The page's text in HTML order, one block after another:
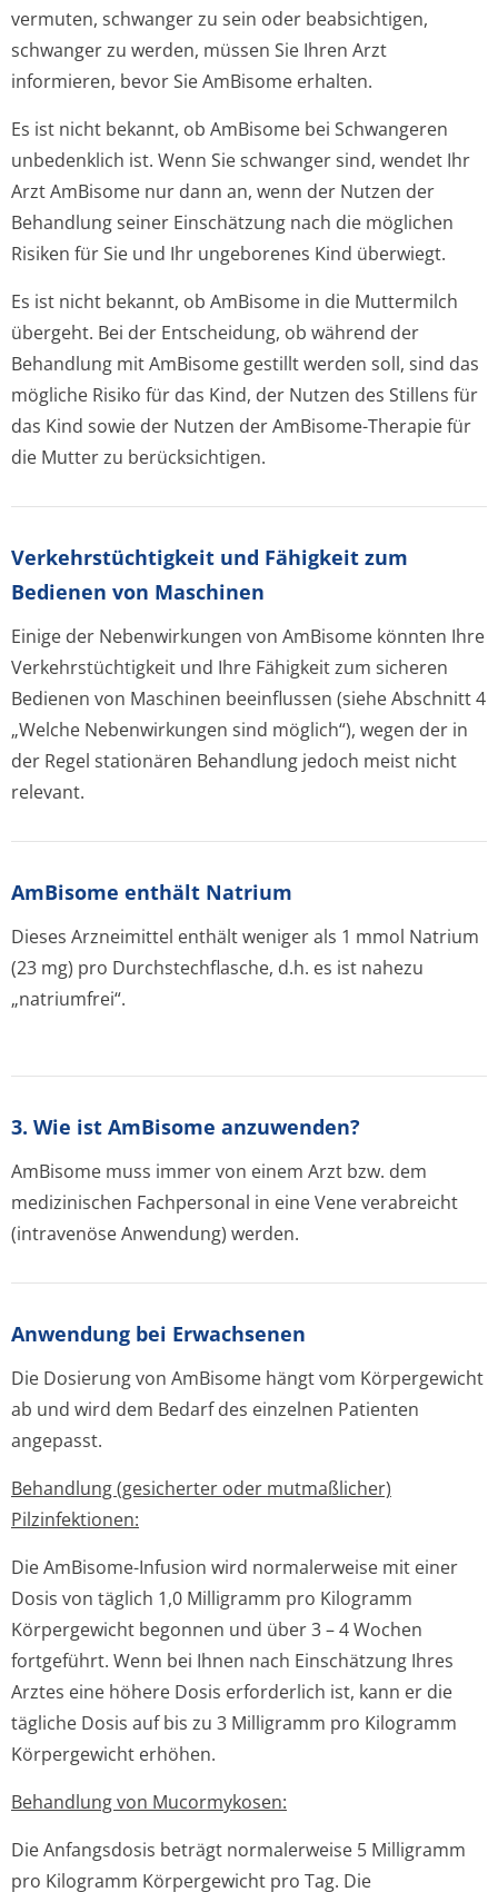
vermuten, schwanger zu sein oder beabsichtigen,
schwanger zu werden, müssen Sie Ihren Arzt
informieren, bevor Sie AmBisome erhalten.
Es ist nicht bekannt, ob AmBisome bei Schwangeren
unbedenklich ist. Wenn Sie schwanger sind, wendet Ihr
Arzt AmBisome nur dann an, wenn der Nutzen der
Behandlung seiner Einschätzung nach die möglichen
Risiken für Sie und Ihr ungeborenes Kind überwiegt.
Es ist nicht bekannt, ob AmBisome in die Muttermilch
übergeht. Bei der Entscheidung, ob während der
Behandlung mit AmBisome gestillt werden soll, sind das
mögliche Risiko für das Kind, der Nutzen des Stillens für
das Kind sowie der Nutzen der AmBisome-Therapie für
die Mutter zu berücksichtigen.
Verkehrstüchtig­keit und Fähigkeit zum
Bedienen von Maschinen
Einige der Nebenwirkungen von AmBisome könnten Ihre
Verkehrstüchtigkeit und Ihre Fähigkeit zum sicheren
Bedienen von Maschinen beeinflussen (siehe Abschnitt 4
„Welche Nebenwirkungen sind möglich“), wegen der in
der Regel stationären Behandlung jedoch meist nicht
relevant.
AmBisome enthält Natrium
Dieses Arzneimittel enthält weniger als 1 mmol Natrium
(23 mg) pro Durchstechflasche, d.h. es ist nahezu
„natriumfrei“.
3. Wie ist AmBisome anzuwenden?
AmBisome muss immer von einem Arzt bzw. dem
medizinischen Fachpersonal in eine Vene verabreicht
(intravenöse Anwendung) werden.
Anwendung bei Erwachsenen
Die Dosierung von AmBisome hängt vom Körpergewicht
ab und wird dem Bedarf des einzelnen Patienten
angepasst.
Behandlung (gesicherter oder mutmaßlicher)
Pilzinfektionen:
Die AmBisome-Infusion wird normalerweise mit einer
Dosis von täglich 1,0 Milligramm pro Kilogramm
Körpergewicht begonnen und über 3 – 4 Wochen
fortgeführt. Wenn bei Ihnen nach Einschätzung Ihres
Arztes eine höhere Dosis erforderlich ist, kann er die
tägliche Dosis auf bis zu 3 Milligramm pro Kilogramm
Körpergewicht erhöhen.
Behandlung von Mucormykosen:
Die Anfangsdosis beträgt normalerweise 5 Milligramm
pro Kilogramm Körpergewicht pro Tag. Die